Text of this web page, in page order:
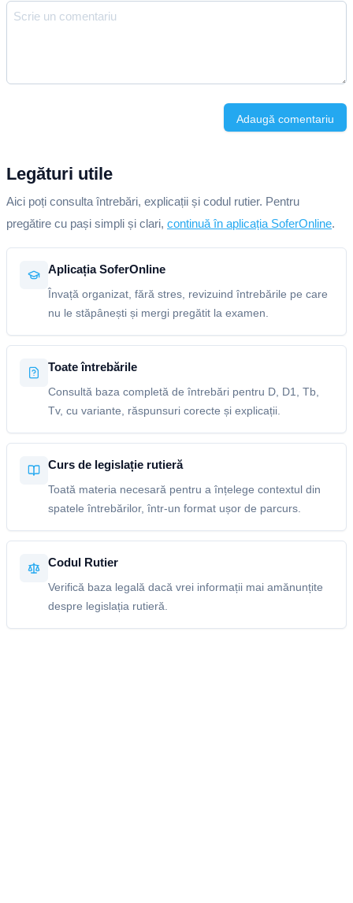
Adaugă comentariu
Legături utile
Aici poți consulta întrebări, explicații și codul rutier. Pentru
pregătire cu pași simpli și clari, continuă în aplicația SoferOnline.
Aplicația SoferOnline
Învață organizat, fără stres, revizuind întrebările pe care
nu le stăpânești și mergi pregătit la examen.
Toate întrebările
Consultă baza completă de întrebări pentru D, D1, Tb,
Tv, cu variante, răspunsuri corecte și explicații.
Curs de legislație rutieră
Toată materia necesară pentru a înțelege contextul din
spatele întrebărilor, într-un format ușor de parcurs.
Codul Rutier
Verifică baza legală dacă vrei informații mai amănunțite
despre legislația rutieră.